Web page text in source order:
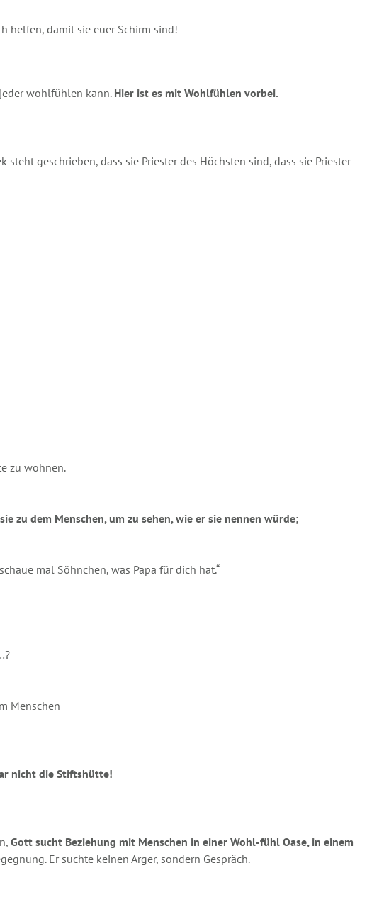
helfen, damit sie euer Schirm sind!
wohlfühlen kann. Hier ist es mit Wohlfühlen vorbei.
geschrieben, dass sie Priester des Höchsten sind, dass sie Priester
zu wohnen.
zu dem Menschen, um zu sehen, wie er sie nennen würde;
mal Söhnchen, was Papa für dich hat.“
Menschen
nicht die Stiftshütte!
Gott sucht Beziehung mit Menschen in einer Wohl-fühl Oase, in einem
Er suchte keinen Ärger, sondern Gespräch.